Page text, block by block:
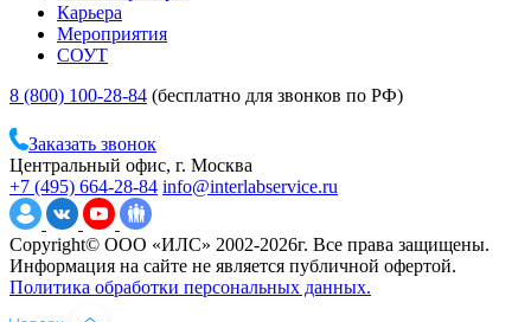
Карьера
Мероприятия
СОУТ
8 (800) 100-28-84 (бесплатно для звонков по РФ)
Заказать звонок
Центральный офис, г. Москва
+7 (495) 664-28-84 info@interlabservice.ru
Copyright© ООО «ИЛС» 2002-2026г. Все права защищены.
Информация на сайте не является публичной офертой.
Политика обработки персональных данных.